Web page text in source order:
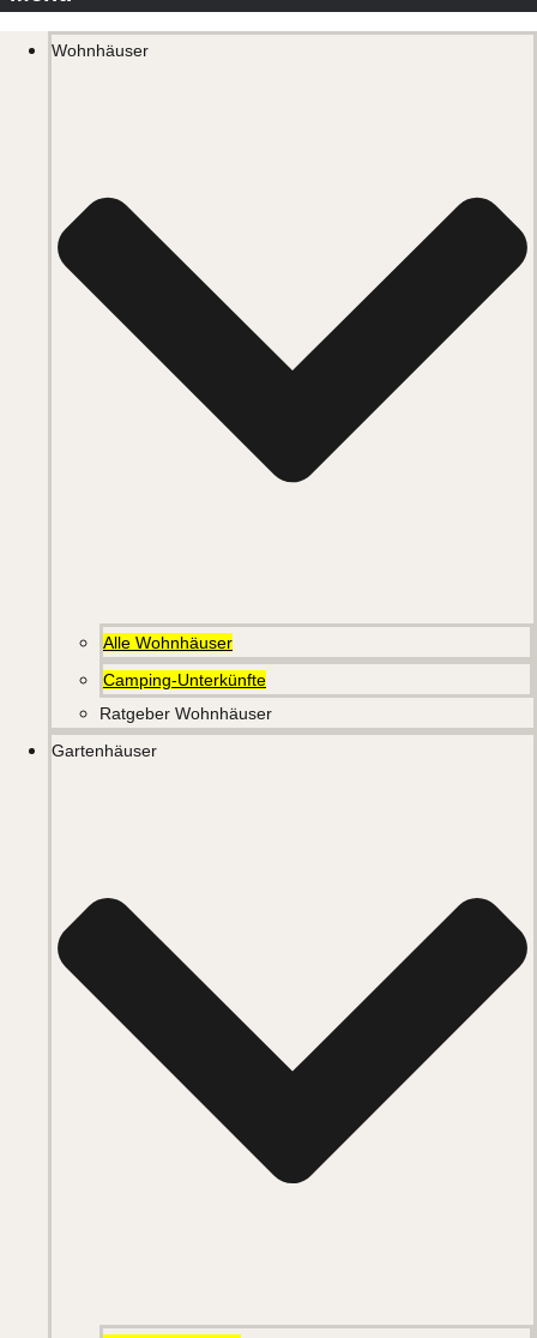
Wohnhäuser
Alle Wohnhäuser
Camping-Unterkünfte
Ratgeber Wohnhäuser
Gartenhäuser